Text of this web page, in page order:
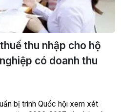
thu nhập cho hộ
có doanh thu
bị trình Quốc hội xem xét